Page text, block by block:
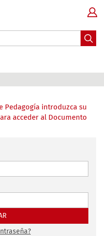
Pedagogía introduzca su
acceder al Documento